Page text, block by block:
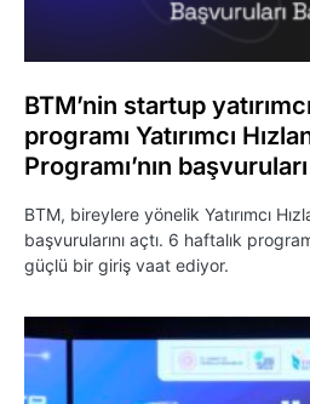
BTM’nin startup
programı Yatırımcı
Programı’nın
BTM, bireylere yönelik Yatırımcı
başvurularını açtı. 6 haftalık
güçlü bir giriş vaat ediyor.